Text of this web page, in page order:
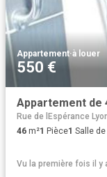
Appartement·à louer
550 €
Appartement de
Rue de lEspérance
46 m²1 Pièce1 Salle de
Vu la première fois il y